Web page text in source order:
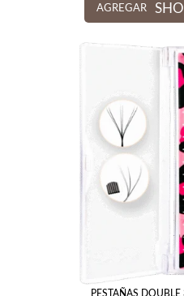
AGREGAR
PESTAÑAS